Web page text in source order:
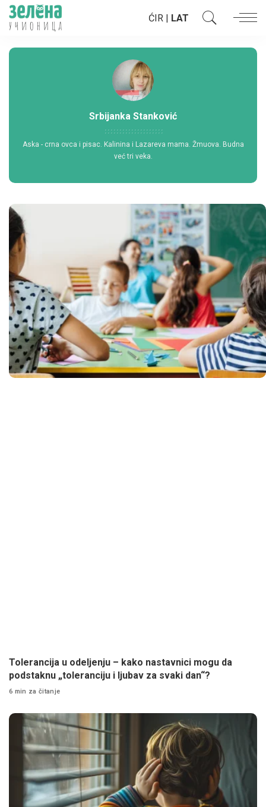
ĆIR | LAT
Srbijanka Stanković
Aska - crna ovca i pisac. Kalinina i Lazareva mama. Žmuova. Budna
već tri veka.
Tolerancija u odeljenju – kako nastavnici mogu da
podstaknu „toleranciju i ljubav za svaki dan“?
6 min za čitanje